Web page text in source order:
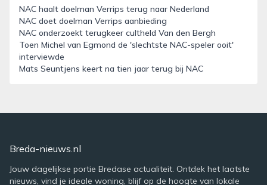
NAC haalt doelman Verrips terug naar Nederland
NAC doet doelman Verrips aanbieding
NAC onderzoekt terugkeer cultheld Van den Bergh
Toen Michel van Egmond de 'slechtste NAC-speler ooit'
interviewde
Mats Seuntjens keert na tien jaar terug bij NAC
Breda-nieuws.nl
Jouw dagelijkse portie Bredase actualiteit. Ontdek het laatste
nieuws, vind je ideale woning, blijf op de hoogte van lokale